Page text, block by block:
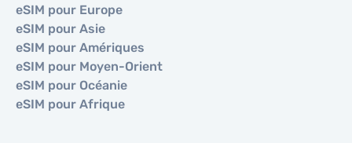
eSIM pour Europe
eSIM pour Asie
eSIM pour Amériques
eSIM pour Moyen-Orient
eSIM pour Océanie
eSIM pour Afrique